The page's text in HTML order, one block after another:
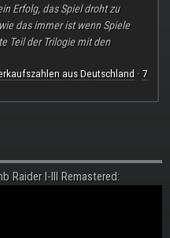
Erfolg, das Spiel droht zu
das immer ist wenn Spiele
Teil der Trilogie mit den
aus Deutschland · 7
Raider I-III Remastered: